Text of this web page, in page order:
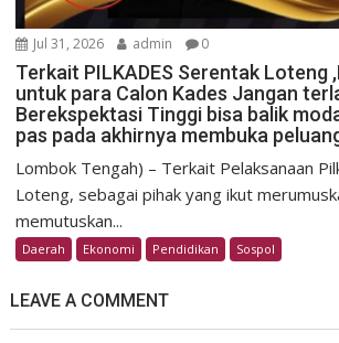
Jul 31, 2026 admin 0
Terkait PILKADES Serentak Loteng
untuk para Calon Kades Jangan
Berekspektasi Tinggi bisa balik
pas pada akhirnya membuka
Lombok Tengah) – Terkait Pelaksanaan
Loteng, sebagai pihak yang ikut
memutuskan...
Daerah Ekonomi Pendidikan Sospol
LEAVE A COMMENT